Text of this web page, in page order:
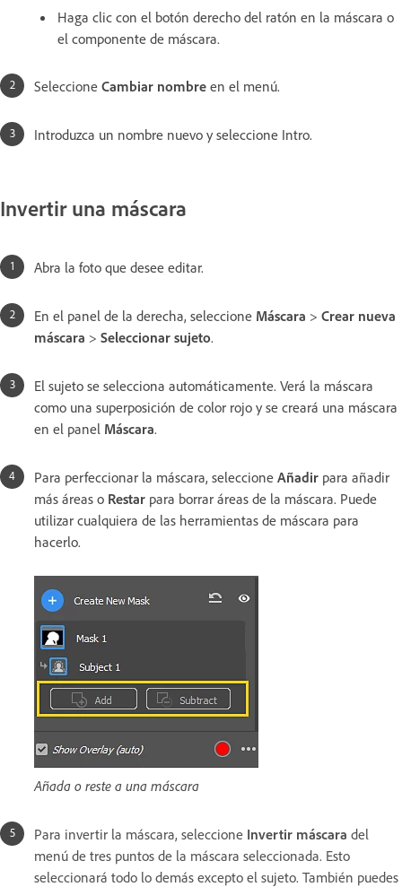
Haga clic con el botón derecho del ratón en la máscara o
el componente de máscara.
Seleccione Cambiar nombre en el menú.
Introduzca un nombre nuevo y seleccione Intro.
Invertir una máscara
Abra la foto que desee editar.
En el panel de la derecha, seleccione Máscara > Crear nueva
máscara > Seleccionar sujeto.
El sujeto se selecciona automáticamente. Verá la máscara
como una superposición de color rojo y se creará una máscara
en el panel Máscara.
Para perfeccionar la máscara, seleccione Añadir para añadir
más áreas o Restar para borrar áreas de la máscara. Puede
utilizar cualquiera de las herramientas de máscara para
hacerlo.
Añada o reste a una máscara
Para invertir la máscara, seleccione Invertir máscara del
menú de tres puntos de la máscara seleccionada. Esto
seleccionará todo lo demás excepto el sujeto. También puedes